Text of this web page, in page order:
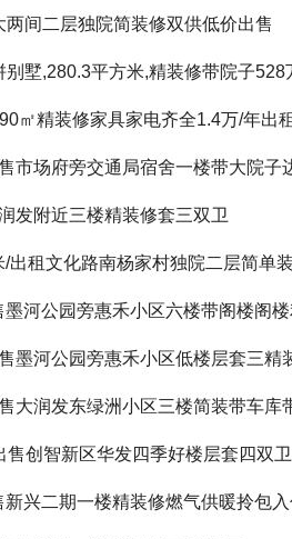
间二层独院简装修双供低价出售
墅,280.3平方米,精装修带院子528
㎡精装修家具家电齐全1.4万/年出
市场府旁交通局宿舍一楼带大院子
发附近三楼精装修套三双卫
出租文化路南杨家村独院二层简单
河公园旁惠禾小区六楼带阁楼阁
墨河公园旁惠禾小区低楼层套三精
大润发东绿洲小区三楼简装带车库
售创智新区华发四季好楼层套四双
兴二期一楼精装修燃气供暖拎包